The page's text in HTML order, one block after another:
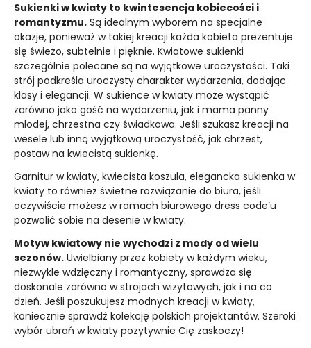
Sukienki w kwiaty to kwintesencja kobiecości i
romantyzmu. Są idealnym wyborem na specjalne
okazje, ponieważ w takiej kreacji każda kobieta prezentuje
się świeżo, subtelnie i pięknie. Kwiatowe sukienki
szczególnie polecane są na wyjątkowe uroczystości. Taki
strój podkreśla uroczysty charakter wydarzenia, dodając
klasy i elegancji. W sukience w kwiaty może wystąpić
zarówno jako gość na wydarzeniu, jak i mama panny
młodej, chrzestna czy świadkowa. Jeśli szukasz kreacji na
wesele lub inną wyjątkową uroczystość, jak chrzest,
postaw na kwiecistą sukienkę.
Garnitur w kwiaty, kwiecista koszula, elegancka sukienka w
kwiaty to również świetne rozwiązanie do biura, jeśli
oczywiście możesz w ramach biurowego dress code’u
pozwolić sobie na desenie w kwiaty.
Motyw kwiatowy nie wychodzi z mody od wielu
sezonów. Uwielbiany przez kobiety w każdym wieku,
niezwykle wdzięczny i romantyczny, sprawdza się
doskonale zarówno w strojach wizytowych, jak i na co
dzień. Jeśli poszukujesz modnych kreacji w kwiaty,
koniecznie sprawdź kolekcję polskich projektantów. Szeroki
wybór ubrań w kwiaty pozytywnie Cię zaskoczy!